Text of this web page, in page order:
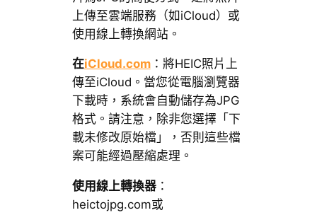
上傳至雲端服務（如iCloud）或
使用線上轉換網站。
在iCloud.com：將HEIC照片上
傳至iCloud。當您從電腦瀏覽器
下載時，系統會自動儲存為JPG
格式。請注意，除非您選擇「下
載未修改原始檔」，否則這些檔
案可能經過壓縮處理。
使用線上轉換器：
heictojpg.com或